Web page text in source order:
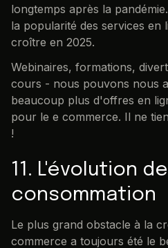
longtemps après la
la popularité des services en
croître en 2025.
Webinaires, formations,
cours - nous pouvons nous
beaucoup plus d'offres en
pour le e commerce. Il ne
!
11. L'évolution
consommation
Le plus grand obstacle à la
commerce a toujours été le